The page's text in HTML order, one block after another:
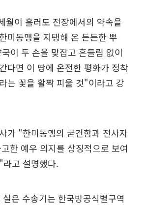
월이 흘러도 전장에서의 약속을
미동맹을 지탱해 온 든든한 뿌
이 두 손을 맞잡고 흔들림 없이
다면 이 땅에 온전한 평화가 정착
는 꽃을 활짝 피울 것"이라고 강
가 "한미동맹의 굳건함과 전사자
한 예우 의지를 상징적으로 보여
고 설명했다.
은 수송기는 한국방공식별구역